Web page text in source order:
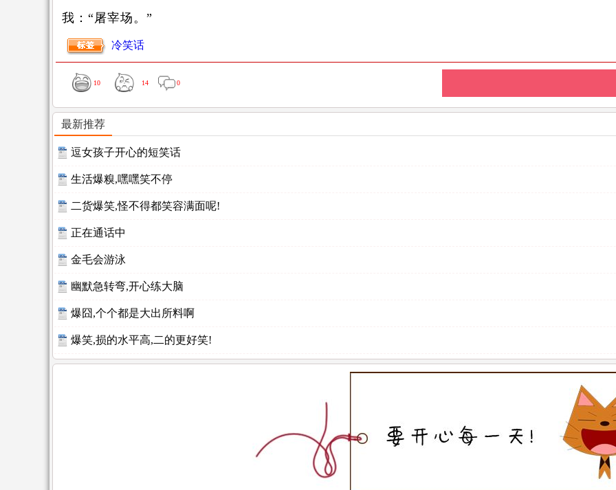
我：“屠宰场。”
冷笑话
10 14 0
最新推荐
逗女孩子开心的短笑话
生活爆糗,嘿嘿笑不停
二货爆笑,怪不得都笑容满面呢!
正在通话中
金毛会游泳
幽默急转弯,开心练大脑
爆囧,个个都是大出所料啊
爆笑,损的水平高,二的更好笑!